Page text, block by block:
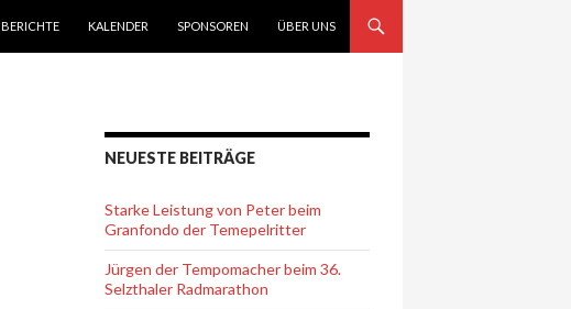
BERICHTE KALENDER SPONSOREN ÜBER UNS
NEUESTE BEITRÄGE
Starke Leistung von Peter beim
Granfondo der Temepelritter
Jürgen der Tempomacher beim 36.
Selzthaler Radmarathon